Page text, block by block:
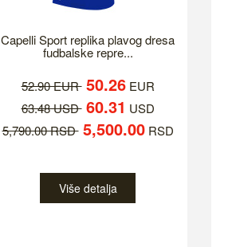
Capelli Sport replika plavog dresa
fudbalske repre...
52.90 EUR 50.26EUR
63.48 USD 60.31 USD
5,790.00 RSD 5,500.00RSD
Više detalja